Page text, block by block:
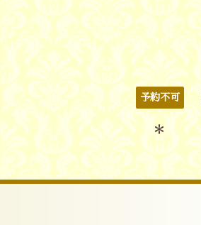
予約不可
＊